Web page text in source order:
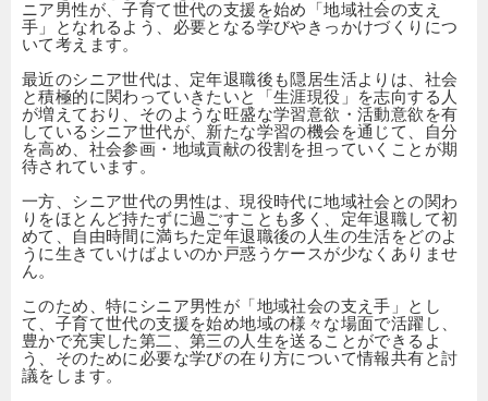
ニア男性が、子育て世代の支援を始め「地域社会の支え
手」となれるよう、必要となる学びやきっかけづくりにつ
いて考えます。
最近のシニア世代は、定年退職後も隠居生活よりは、社会
と積極的に関わっていきたいと「生涯現役」を志向する人
が増えており、そのような旺盛な学習意欲・活動意欲を有
しているシニア世代が、新たな学習の機会を通じて、自分
を高め、社会参画・地域貢献の役割を担っていくことが期
待されています。
一方、シニア世代の男性は、現役時代に地域社会との関わ
りをほとんど持たずに過ごすことも多く、定年退職して初
めて、自由時間に満ちた定年退職後の人生の生活をどのよ
うに生きていけばよいのか戸惑うケースが少なくありませ
ん。
このため、特にシニア男性が「地域社会の支え手」とし
て、子育て世代の支援を始め地域の様々な場面で活躍し、
豊かで充実した第二、第三の人生を送ることができるよ
う、そのために必要な学びの在り方について情報共有と討
議をします。